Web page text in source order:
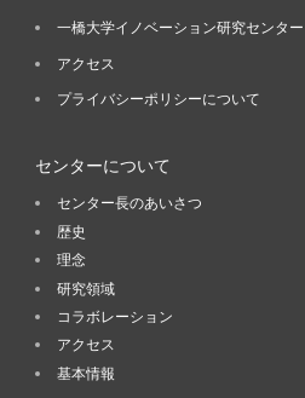
一橋大学イノベーション研究センター
アクセス
プライバシーポリシーについて
センターについて
センター長のあいさつ
歴史
理念
研究領域
コラボレーション
アクセス
基本情報